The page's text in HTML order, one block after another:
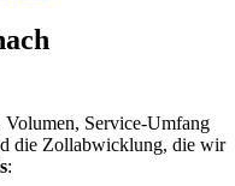
Volumen, Service-Umfang
die Zollabwicklung, die wir
: